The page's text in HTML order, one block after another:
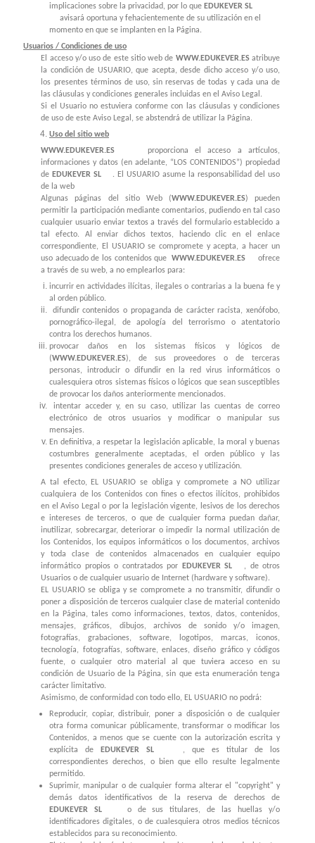
implicaciones sobre la privacidad, por lo que EDUKEVER SL
avisará oportuna y fehacientemente de su utilización en el
momento en que se implanten en la Página.
Usuarios / Condiciones de uso
El acceso y/o uso de este sitio web de WWW.EDUKEVER.ES atribuye
la condición de USUARIO, que acepta, desde dicho acceso y/o uso,
los presentes términos de uso, sin reservas de todas y cada una de
las cláusulas y condiciones generales incluidas en el Aviso Legal.
Si el Usuario no estuviera conforme con las cláusulas y condiciones
de uso de este Aviso Legal, se abstendrá de utilizar la Página.
Uso del sitio web
WWW.EDUKEVER.ES
proporciona el acceso a artículos,
informaciones y datos (en adelante, “LOS CONTENIDOS”) propiedad
de EDUKEVER SL
. El USUARIO asume la responsabilidad del uso
de la web
Algunas páginas del sitio Web (WWW.EDUKEVER.ES) pueden
permitir la participación mediante comentarios, pudiendo en tal caso
cualquier usuario enviar textos a través del formulario establecido a
tal efecto. Al enviar dichos textos, haciendo clic en el enlace
correspondiente, El USUARIO se compromete y acepta, a hacer un
uso adecuado de los contenidos queWWW.EDUKEVER.ES ofrece
a través de su web, a no emplearlos para:
incurrir en actividades ilícitas, ilegales o contrarias a la buena fe y
al orden público.
difundir contenidos o propaganda de carácter racista, xenófobo,
pornográfico-ilegal, de apología del terrorismo o atentatorio
contra los derechos humanos.
provocar daños en los sistemas físicos y lógicos de
(WWW.EDUKEVER.ES), de sus proveedores o de terceras
personas, introducir o difundir en la red virus informáticos o
cualesquiera otros sistemas físicos o lógicos que sean susceptibles
de provocar los daños anteriormente mencionados.
intentar acceder y, en su caso, utilizar las cuentas de correo
electrónico de otros usuarios y modificar o manipular sus
mensajes.
En definitiva, a respetar la legislación aplicable, la moral y buenas
costumbres generalmente aceptadas, el orden público y las
presentes condiciones generales de acceso y utilización.
A tal efecto, EL USUARIO se obliga y compromete a NO utilizar
cualquiera de los Contenidos con fines o efectos ilícitos, prohibidos
en el Aviso Legal o por la legislación vigente, lesivos de los derechos
e intereses de terceros, o que de cualquier forma puedan dañar,
inutilizar, sobrecargar, deteriorar o impedir la normal utilización de
los Contenidos, los equipos informáticos o los documentos, archivos
y toda clase de contenidos almacenados en cualquier equipo
informático propios o contratados por
EDUKEVER SL
, de otros
Usuarios o de cualquier usuario de Internet (hardware y software).
EL USUARIO se obliga y se compromete a no transmitir, difundir o
poner a disposición de terceros cualquier clase de material contenido
en la Página, tales como informaciones, textos, datos, contenidos,
mensajes, gráficos, dibujos, archivos de sonido y/o imagen,
fotografías, grabaciones, software, logotipos, marcas, iconos,
tecnología, fotografías, software, enlaces, diseño gráfico y códigos
fuente, o cualquier otro material al que tuviera acceso en su
condición de Usuario de la Página, sin que esta enumeración tenga
carácter limitativo.
Asimismo, de conformidad con todo ello, EL USUARIO no podrá:
Reproducir, copiar, distribuir, poner a disposición o de cualquier
otra forma comunicar públicamente, transformar o modificar los
Contenidos, a menos que se cuente con la autorización escrita y
explícita de
EDUKEVER SL
, que es titular de los
correspondientes derechos, o bien que ello resulte legalmente
permitido.
Suprimir, manipular o de cualquier forma alterar el "copyright" y
demás datos identificativos de la reserva de derechos de
EDUKEVER SLo de sus titulares, de las huellas y/o
identificadores digitales, o de cualesquiera otros medios técnicos
establecidos para su reconocimiento.